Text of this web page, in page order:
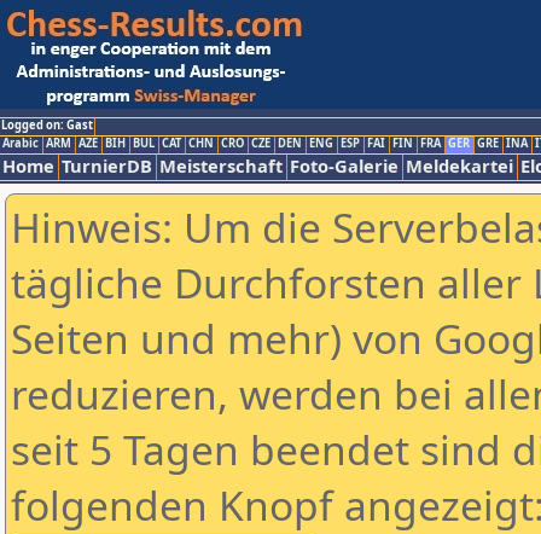
Logged on: Gast
Arabic ARM AZE BIH BUL CAT CHN CRO CZE DEN ENG ESP FAI FIN FRA GER GRE INA
Home TurnierDB Meisterschaft Foto-Galerie Meldekartei
Hinweis: Um die
tägliche Durchforsten aller
Seiten und mehr) von
reduzieren, werden bei
seit 5 Tagen beendet sind
folgenden Knopf